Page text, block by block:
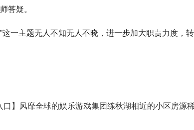
答疑。
主题无人不知无人不晓，进一步加大职责力度，
】风靡全球的娱乐游戏集团练秋湖相近的小区房源